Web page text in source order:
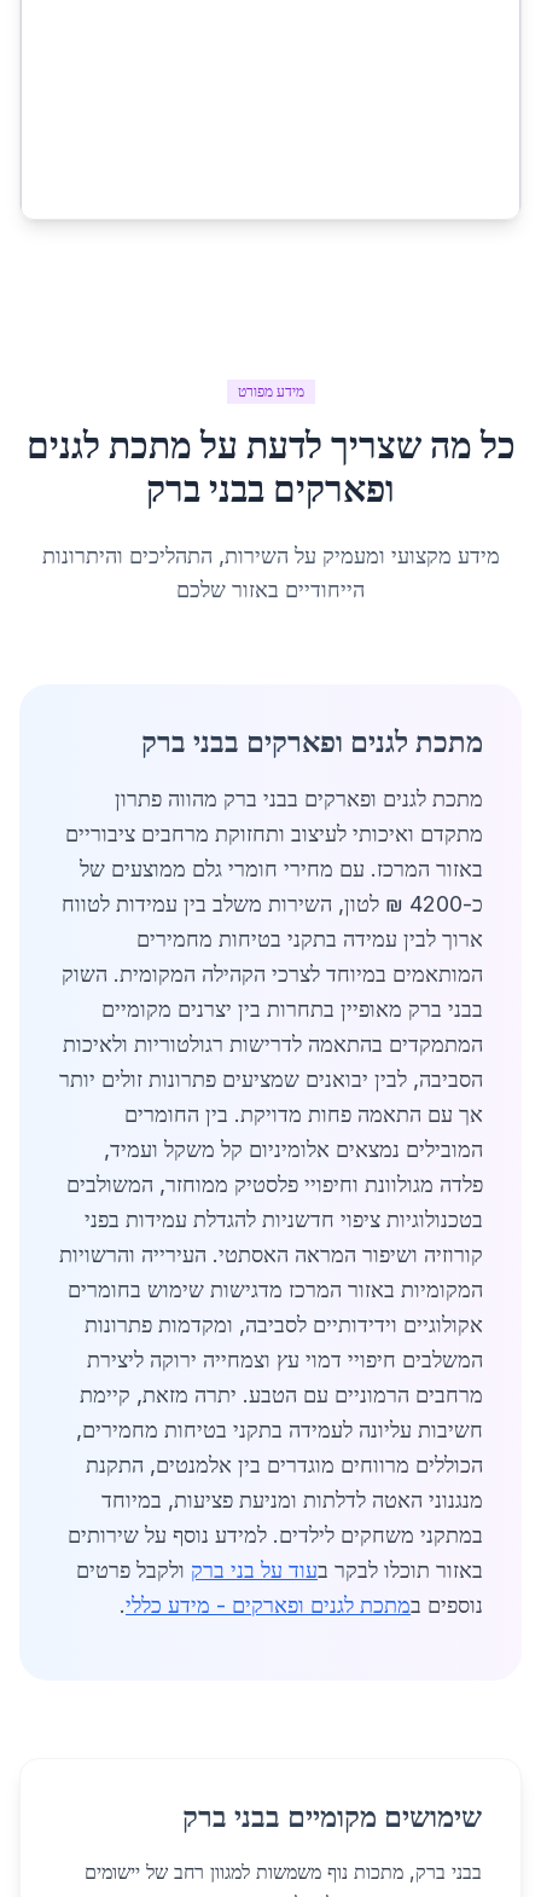
מידע מפורט
כל מה שצריך לדעת עלמתכת לגנים
ופארקים בבני ברק
מידע מקצועי ומעמיק על השירות, התהליכים והיתרונות
הייחודיים באזור שלכם
מתכת לגנים ופארקים בבני ברק
מתכת לגנים ופארקים בבני ברק מהווה פתרון
מתקדם ואיכותי לעיצוב ותחזוקת מרחבים ציבוריים
באזור המרכז. עם מחירי חומרי גלם ממוצעים של
כ-4200 ₪ לטון, השירות משלב בין עמידות לטווח
ארוך לבין עמידה בתקני בטיחות מחמירים
המותאמים במיוחד לצרכי הקהילה המקומית. השוק
בבני ברק מאופיין בתחרות בין יצרנים מקומיים
המתמקדים בהתאמה לדרישות רגולטוריות ולאיכות
הסביבה, לבין יבואנים שמציעים פתרונות זולים יותר
אך עם התאמה פחות מדויקת. בין החומרים
המובילים נמצאים אלומיניום קל משקל ועמיד,
פלדה מגולוונת וחיפויי פלסטיק ממוחזר, המשולבים
בטכנולוגיות ציפוי חדשניות להגדלת עמידות בפני
קורוזיה ושיפור המראה האסתטי. העירייה והרשויות
המקומיות באזור המרכז מדגישות שימוש בחומרים
אקולוגיים וידידותיים לסביבה, ומקדמות פתרונות
המשלבים חיפויי דמוי עץ וצמחייה ירוקה ליצירת
מרחבים הרמוניים עם הטבע. יתרה מזאת, קיימת
חשיבות עליונה לעמידה בתקני בטיחות מחמירים,
הכוללים מרווחים מוגדרים בין אלמנטים, התקנת
מנגנוני האטה לדלתות ומניעת פציעות, במיוחד
במתקני משחקים לילדים. למידע נוסף על שירותים
באזור תוכלו לבקר בעוד על בני ברק ולקבל פרטים
נוספים במתכת לגנים ופארקים - מידע כללי.
שימושים מקומיים בבני ברק
בבני ברק, מתכות נוף משמשות למגוון רחב של יישומים